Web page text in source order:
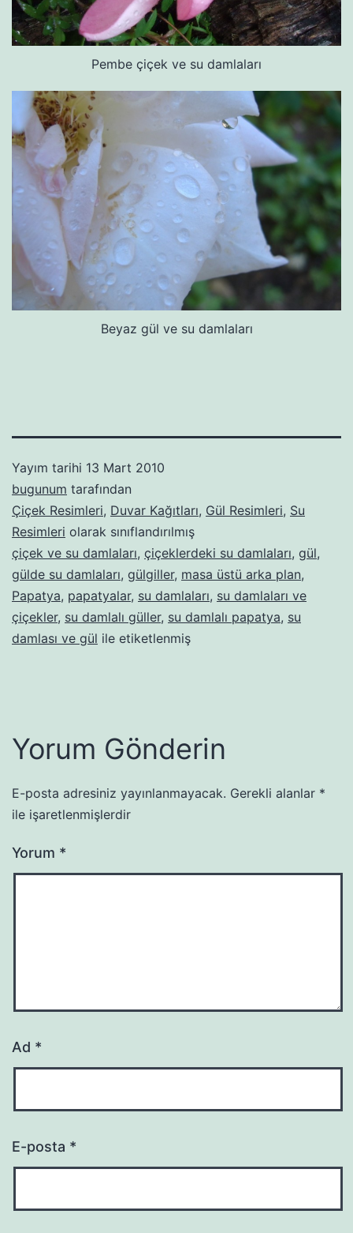
Pembe çiçek ve su damlaları
Beyaz gül ve su damlaları
Yayım tarihi 13 Mart 2010
bugunum tarafından
Çiçek Resimleri, Duvar Kağıtları, Gül Resimleri, Su
Resimleri olarak sınıflandırılmış
çiçek ve su damlaları, çiçeklerdeki su damlaları, gül,
gülde su damlaları, gülgiller, masa üstü arka plan,
Papatya, papatyalar, su damlaları, su damlaları ve
çiçekler, su damlalı güller, su damlalı papatya, su
damlası ve gül ile etiketlenmiş
Yorum Gönderin
E-posta adresiniz yayınlanmayacak. Gerekli alanlar *
ile işaretlenmişlerdir
Yorum *
Ad *
E-posta *